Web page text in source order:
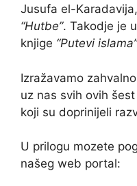
Jusufa el-
“Hutbe”. Takodje je
knjige “Putevi islama”
Izražavamo
uz nas svih ovih
koji su doprinijeli
U prilogu mozete
našeg web portal: